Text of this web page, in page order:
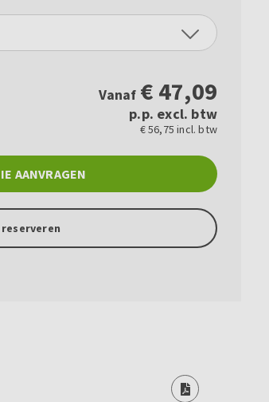
Vanaf € 47,09
p.p. excl. btw
€ 56,75 incl. btw
AANVRAGEN